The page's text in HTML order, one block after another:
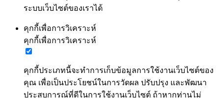
ระบบเว็บไซต์ของเราได้
คุกกี้เพื่อการวิเคราะห์
คุกกี้เพื่อการวิเคราะห์
คุกกี้ประเภทนี้จะทำการเก็บข้อมูลการใช้งานเว็บไซต์ของ
คุณ เพื่อเป็นประโยชน์ในการวัดผล ปรับปรุง และพัฒนา
ประสบการณ์ที่ดีในการใช้งานเว็บไซต์ ถ้าหากท่านไม่